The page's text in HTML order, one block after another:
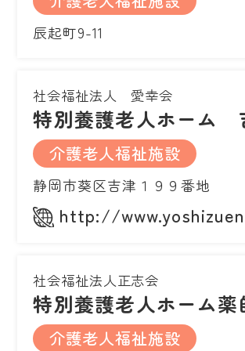
辰起町9-11
社会福祉法人 愛幸会
特別養護老人ホーム
介護老人福祉施設
静岡市葵区吉津１９９番地
http://
社会福祉法人正志会
特別養護老人ホーム薬
介護老人福祉施設